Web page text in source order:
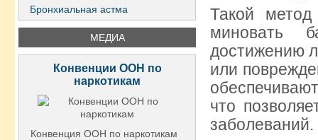
Бронхиальная астма
МЕДИА
Конвенции ООН по
наркотикам
Конвенция ООН по наркотикам
Такой метод
миновать
достижению
или
что
заболеваний.